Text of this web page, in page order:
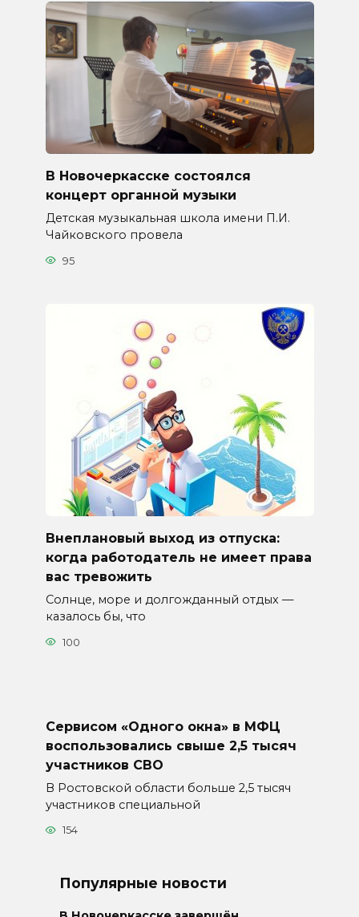
В Новочеркасске состоялся
концерт органной музыки
Детская музыкальная школа имени П.И.
Чайковского провела
95
Внеплановый выход из отпуска:
когда работодатель не имеет права
вас тревожить
Солнце, море и долгожданный отдых —
казалось бы, что
100
Сервисом «Одного окна» в МФЦ
воспользовались свыше 2,5 тысяч
участников СВО
В Ростовской области больше 2,5 тысяч
участников специальной
154
Популярные новости